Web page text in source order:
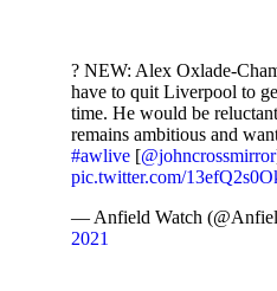
? NEW: Alex Oxlade-
have to quit Liverpool to
time. He would be
remains ambitious and
#awlive [@johncrossmirror
pic.twitter.com/
— Anfield Watch
2021